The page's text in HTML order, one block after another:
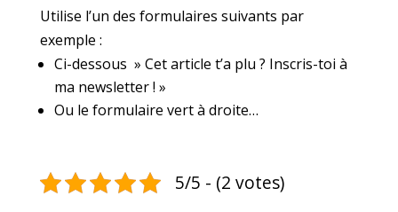
Utilise l’un des formulaires suivants par
exemple :
Ci-dessous » Cet article t’a plu ? Inscris-toi à
ma newsletter ! »
Ou le formulaire vert à droite…
5/5 - (2 votes)